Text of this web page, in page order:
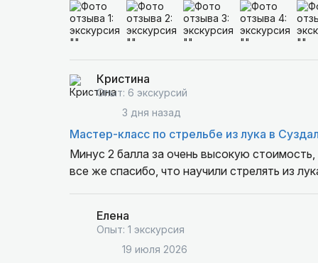
Кристина
Опыт: 6 экскурсий
3 дня назад
Мастер-класс по стрельбе из лука в
Минус 2 балла за очень высокую
все же спасибо, что научили стрелять из
Елена
Опыт: 1 экскурсия
19 июля 2026